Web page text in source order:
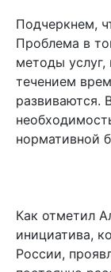
Подчеркнем,
Проблема в
методы услуг,
течением
развиваются.
нормативной
Как отметил
инициатива,
России,